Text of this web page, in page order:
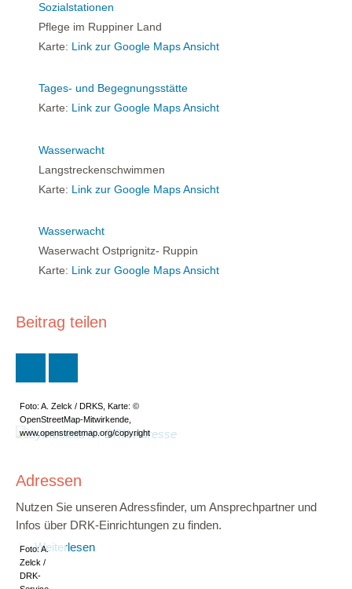
Sozialstationen
Pflege im Ruppiner Land
Karte: Link zur Google Maps Ansicht
Tages- und Begegnungsstätte
Karte: Link zur Google Maps Ansicht
Wasserwacht
Langstreckenschwimmen
Karte: Link zur Google Maps Ansicht
Wasserwacht
Waserwacht Ostprignitz- Ruppin
Karte: Link zur Google Maps Ansicht
Beitrag teilen
Foto: A. Zelck / DRKS, Karte: ©
OpenStreetMap-Mitwirkende,
www.openstreetmap.org/copyright
Adressen
Nutzen Sie unseren Adressfinder, um Ansprechpartner und
Infos über DRK-Einrichtungen zu finden.
Weiterlesen
Foto: A.
Zelck /
DRK-